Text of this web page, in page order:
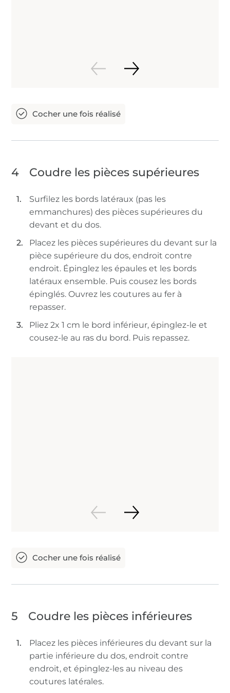
4 Coudre les pièces supérieures
Surfilez les bords latéraux (pas les
emmanchures) des pièces supérieures du
devant et du dos.
Placez les pièces supérieures du devant sur la
pièce supérieure du dos, endroit contre
endroit. Épinglez les épaules et les bords
latéraux ensemble. Puis cousez les bords
épinglés. Ouvrez les coutures au fer à
repasser.
Pliez 2x 1 cm le bord inférieur, épinglez-le et
cousez-le au ras du bord. Puis repassez.
5 Coudre les pièces inférieures
Placez les pièces inférieures du devant sur la
partie inférieure du dos, endroit contre
endroit, et épinglez-les au niveau des
coutures latérales.